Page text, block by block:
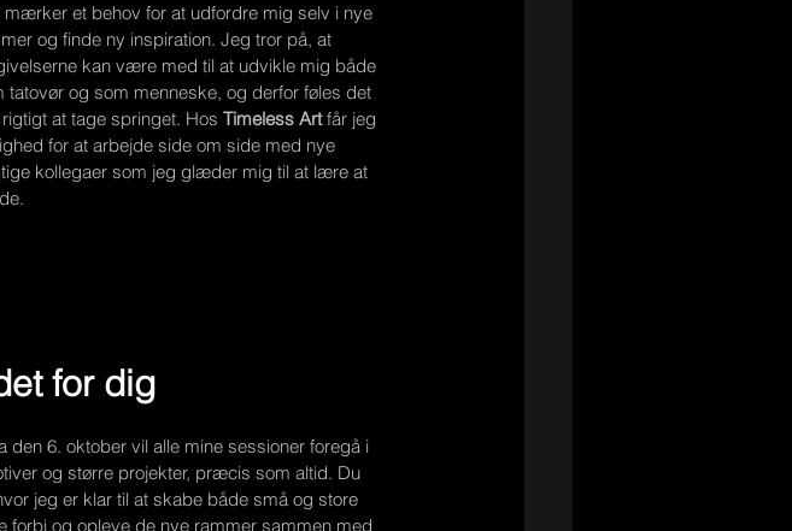
mærker et behov for at udfordre mig selv i nye
og finde ny inspiration. Jeg tror på, at
kan være med til at udvikle mig både
tatovør og som menneske, og derfor føles det
rigtigt at tage springet. Hos Timeless Art får jeg
for at arbejde side om side med nye
kollegaer som jeg glæder mig til at lære at
for dig
den 6. oktober vil alle mine sessioner foregå i
og større projekter, præcis som altid. Du
jeg er klar til at skabe både små og store
forbi og opleve de nye rammer sammen med